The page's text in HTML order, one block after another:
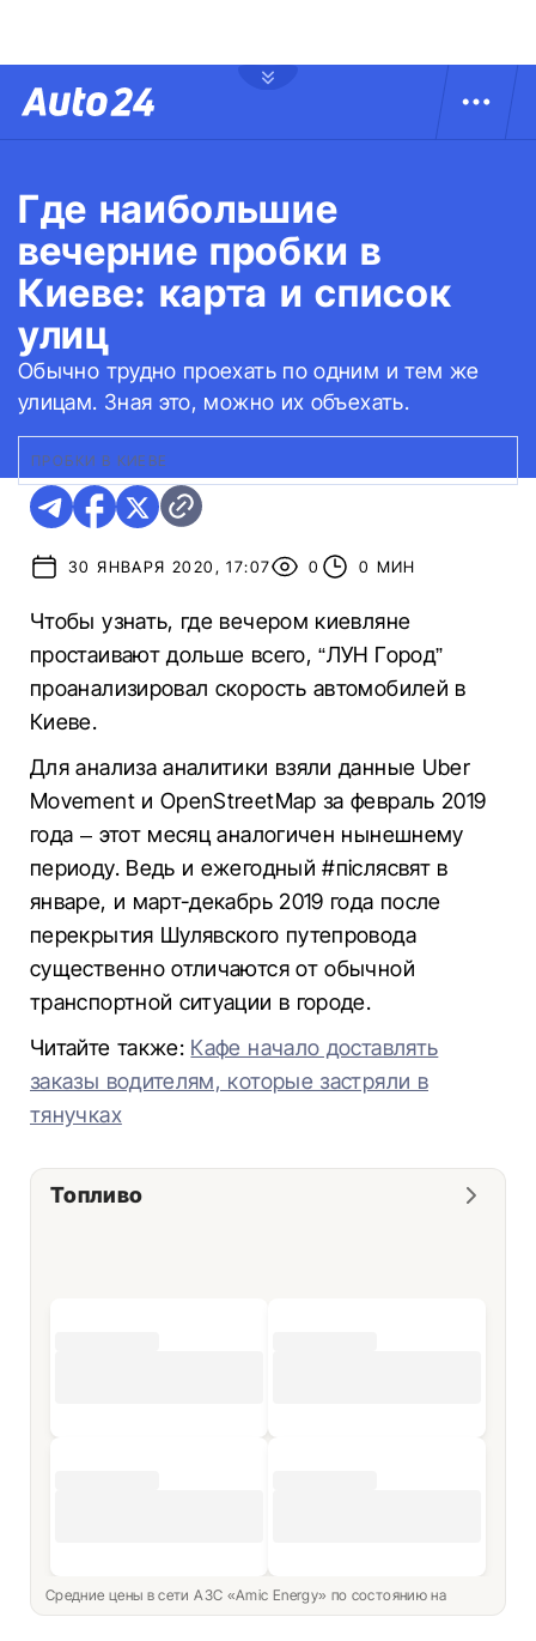
Где наибольшие
вечерние пробки в
Киеве: карта и список
улиц
Обычно трудно проехать по одним и тем же
улицам. Зная это, можно их объехать.
ПРОБКИ В КИЕВЕ
30 ЯНВАРЯ 2020, 17:07 0 0 МИН
Чтобы узнать, где вечером киевляне
простаивают дольше всего, “ЛУН Город”
проанализировал скорость автомобилей в
Киеве.
Для анализа аналитики взяли данные Uber
Movement и OpenStreetMap за февраль 2019
года – этот месяц аналогичен нынешнему
периоду. Ведь и ежегодный #післясвят в
январе, и март-декабрь 2019 года после
перекрытия Шулявского путепровода
существенно отличаются от обычной
транспортной ситуации в городе.
Читайте также: Кафе начало доставлять
заказы водителям, которые застряли в
тянучках
Топливо
Средние цены в сети АЗС «Amic Energy» по состоянию на